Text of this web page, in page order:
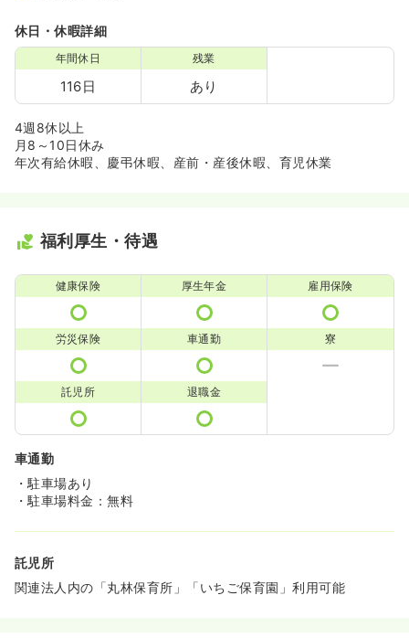
休日・休暇詳細
年間休日
116日
残業
あり
4週8休以上
月8～10日休み
年次有給休暇、慶弔休暇、産前・産後休暇、育児休業
福利厚生・待遇
健康保険 厚生年金 雇用保険
労災保険 車通勤 寮
託児所 退職金
車通勤
・駐車場あり
・駐車場料金：無料
託児所
関連法人内の「丸林保育所」「いちご保育園」利用可能